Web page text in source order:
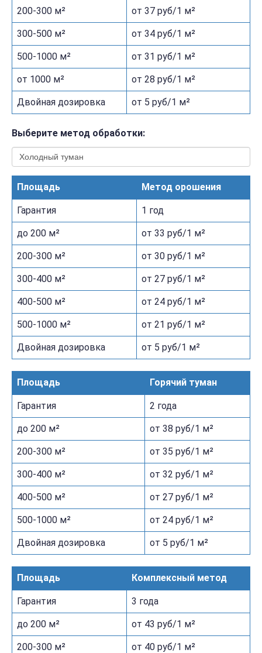
200-300 м² от 37 руб/1 м²
300-500 м² от 34 руб/1 м²
500-1000 м² от 31 руб/1 м²
от 1000 м² от 28 руб/1 м²
Двойная дозировка от 5 руб/1 м²
Выберите метод обработки:
Площадь Метод орошения
Гарантия 1 год
до 200 м² от 33 руб/1 м²
200-300 м² от 30 руб/1 м²
300-400 м² от 27 руб/1 м²
400-500 м² от 24 руб/1 м²
500-1000 м² от 21 руб/1 м²
Двойная дозировка от 5 руб/1 м²
Площадь Горячий туман
Гарантия 2 года
до 200 м² от 38 руб/1 м²
200-300 м² от 35 руб/1 м²
300-400 м² от 32 руб/1 м²
400-500 м² от 27 руб/1 м²
500-1000 м² от 24 руб/1 м²
Двойная дозировка от 5 руб/1 м²
Площадь Комплексный метод
Гарантия 3 года
до 200 м² от 43 руб/1 м²
200-300 м² от 40 руб/1 м²